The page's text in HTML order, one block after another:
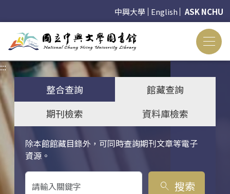
中興大學 English ASK NCHU
:::
整合查詢
館藏查詢
期刊檢索
資料庫檢索
除本館館藏目錄外，可同時查詢期刊文章等電子
資源。
關鍵字搜尋
search 搜索